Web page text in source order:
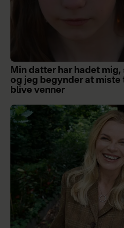
Min datter har hadet mig,
og jeg begynder at miste
blive venner